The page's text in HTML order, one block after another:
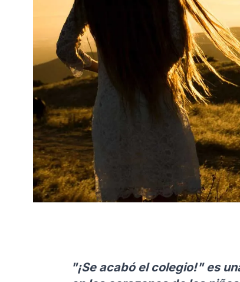
"¡Se acabó el colegio!" es